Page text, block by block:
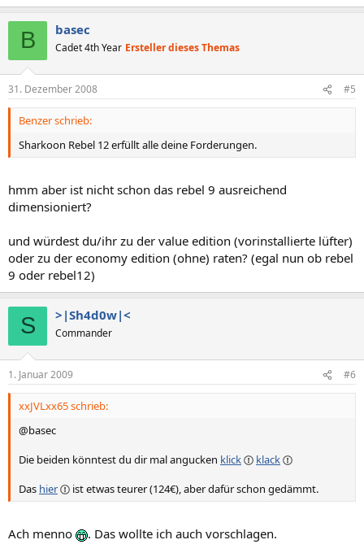
B basec
Cadet 4th Year Ersteller dieses Themas
31. Dezember 2008 #5
Benzer schrieb:
Sharkoon Rebel 12 erfüllt alle deine Forderungen.
hmm aber ist nicht schon das rebel 9 ausreichend
dimensioniert?
und würdest du/ihr zu der value edition (vorinstallierte lüfter)
oder zu der economy edition (ohne) raten? (egal nun ob rebel
9 oder rebel12)
S >|Sh4d0w|<
Commander
1. Januar 2009 #6
xxJVLxx65 schrieb:
@basec
Die beiden könntest du dir mal angucken klick
klack
Das hier ist etwas teurer (124€), aber dafür schon gedämmt.
Ach menno . Das wollte ich auch vorschlagen.